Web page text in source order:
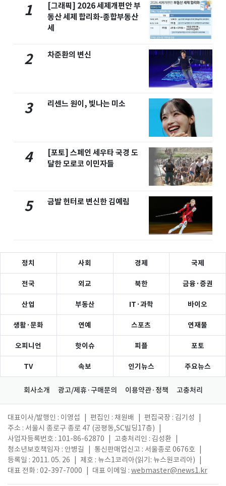
1
[그래픽] 2026 세제개편안 부
동산 세제 합리화-종합부동산
세
2 차준환의 변신
3 리센느 원이, 빛나는 미소
4
[포토] 스페인 세우타 국경 도
달한 모로코 이민자들
5 금발 헌터로 변신한 김예림
정치 사회 경제 국제
전국 외교 북한 금융·증권
산업 부동산 IT·과학 바이오
생활·문화 연예 스포츠 연재물
오피니언 핫이슈 피플 포토
TV 속보 인기뉴스 주요뉴스
회사소개 광고/제휴·구매문의 이용약관·정책 고충처리
대표이사/발행인 : 이영섭 편집인 : 채원배 편집국장 : 김기성
주소 : 서울시 종로구 종로 47 (공평동,SC빌딩17층)
사업자등록번호 : 101-86-62870
고충처리인 : 김성환
청소년보호책임자 : 안병길
통신판매업신고 : 서울종로 0676호
등록일 : 2011. 05. 26
제호 : 뉴스1코리아(읽기: 뉴스원코리아)
대표 전화 : 02-397-7000
대표 이메일 : webmaster@news1.kr